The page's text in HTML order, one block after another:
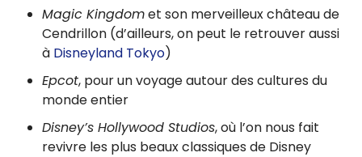
avec les points
Magic Kingdomet son merveilleux château de
Cendrillon (d’ailleurs, on peut le retrouver aussi
à Disneyland Tokyo)
Epcot, pour un voyage autour des cultures du
monde entier
Disney’s Hollywood Studios, où l’on nous fait
revivre les plus beaux classiques de Disney